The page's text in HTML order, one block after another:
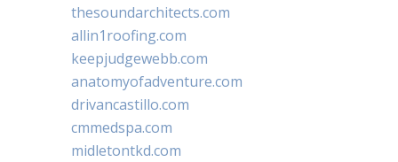
thesoundarchitects.com
allin1roofing.com
keepjudgewebb.com
anatomyofadventure.com
drivancastillo.com
cmmedspa.com
midletontkd.com